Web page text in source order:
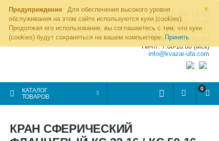
×
Предупреждение
Для обеспечения высокого уровня
обслуживания на этом сайте используются куки (cookies).
Продолжая его использование, вы соглашаетесь с тем, что куки
(cookies) будут сохраняться на вашем компьютере: Принять
8 (800) 700-19-50
8 (495) 255-77-08
8 (347) 225-00-52
8 (986) 963-95-80
Пн-пт: 7.00-16.00 (Мск)
info@kvazar-ufa.com
КАТАЛОГ
ТОВАРОВ
0
КРАН СФЕРИЧЕСКИЙ